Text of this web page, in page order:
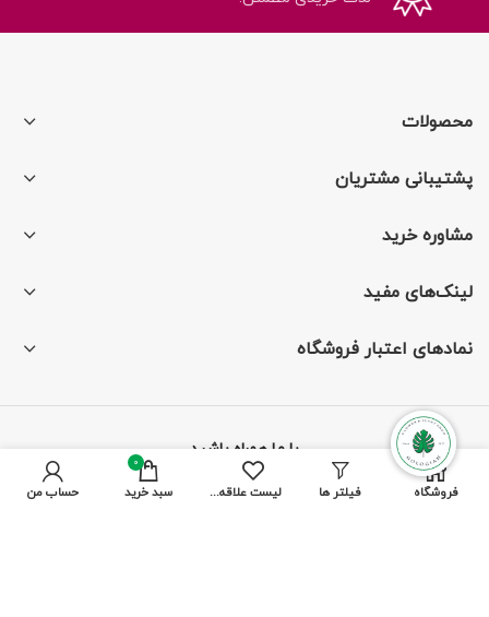
محصولات
پشتیبانی مشتریان
مشاوره خرید
لینک‌های مفید
نمادهای اعتبار فروشگاه
با ما همراه باشید
فروشگاه فیلتر ها لیست علاقه مندی ها
0
سبد خرید حساب من